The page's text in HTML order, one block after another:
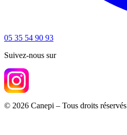
05 35 54 90 93
Suivez-nous sur
© 2026 Canepi – Tous droits réservés